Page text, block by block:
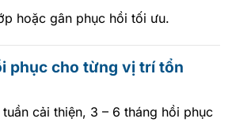
hoặc gân phục hồi tối ưu.
phục cho từng vị trí tổn
tuần cải thiện, 3 – 6 tháng hồi phục